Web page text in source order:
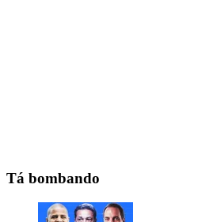
Tá bombando